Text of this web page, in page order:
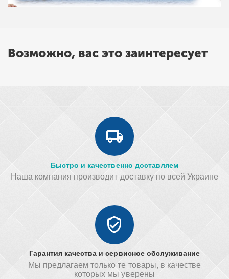
Возможно, вас это заинтересует
Быстро и качественно доставляем
Наша компания производит доставку по всей Украине
Гарантия качества и сервисное обслуживание
Мы предлагаем только те товары, в качестве
которых мы уверены